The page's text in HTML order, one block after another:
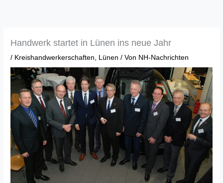
Handwerk startet in Lünen ins neue Jahr
/ Kreishandwerkerschaften, Lünen / Von NH-Nachrichten